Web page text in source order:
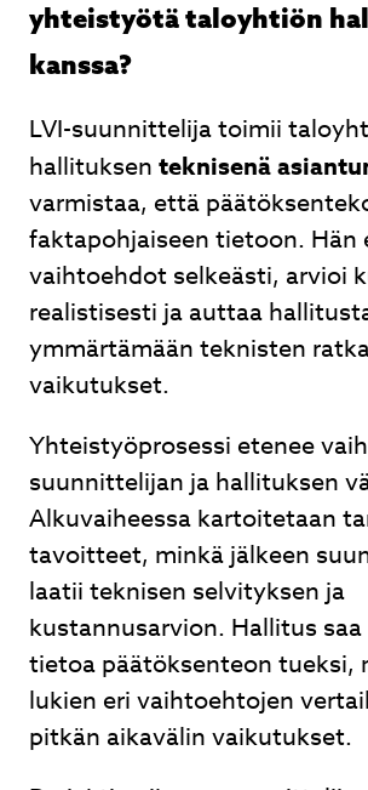
yhteistyötä taloyhtiön
kanssa?
LVI-suunnittelija toimii
hallituksen teknisenä
varmistaa, että
faktapohjaiseen tietoon. Hän
vaihtoehdot selkeästi, arvioi
realistisesti ja auttaa
ymmärtämään teknisten
vaikutukset.
Yhteistyöprosessi etenee
suunnittelijan ja hallituksen
Alkuvaiheessa kartoitetaan
tavoitteet, minkä jälkeen
laatii teknisen selvityksen ja
kustannusarvion. Hallitus
tietoa päätöksenteon tueksi,
lukien eri vaihtoehtojen
pitkän aikavälin vaikutukset.